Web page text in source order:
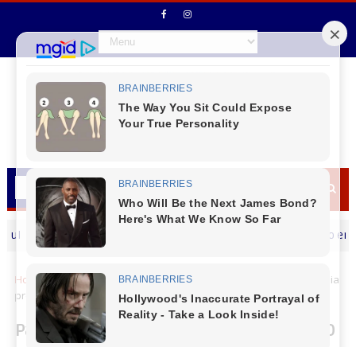
LOCAIS Acidente entre carro e motocicleta é registrado em
Home Saúde
Paraná recebe nova vacina pneumo 20 e amplia
proteção contra pneumonia e meningite
Paraná recebe nova vacina pneumo 20